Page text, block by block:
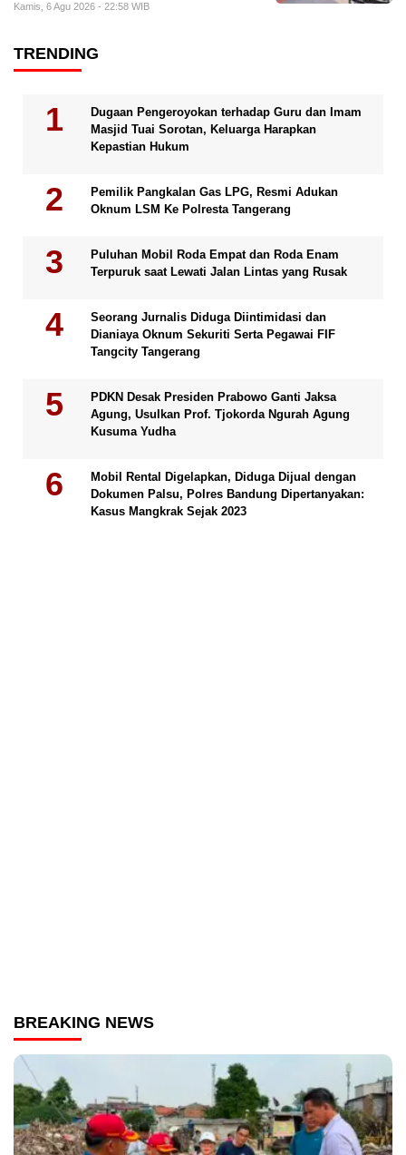
Kamis, 6 Agu 2026 - 22:58 WIB
TRENDING
Dugaan Pengeroyokan terhadap Guru dan Imam
Masjid Tuai Sorotan, Keluarga Harapkan
Kepastian Hukum
Pemilik Pangkalan Gas LPG, Resmi Adukan
Oknum LSM Ke Polresta Tangerang
Puluhan Mobil Roda Empat dan Roda Enam
Terpuruk saat Lewati Jalan Lintas yang Rusak
Seorang Jurnalis Diduga Diintimidasi dan
Dianiaya Oknum Sekuriti Serta Pegawai FIF
Tangcity Tangerang
PDKN Desak Presiden Prabowo Ganti Jaksa
Agung, Usulkan Prof. Tjokorda Ngurah Agung
Kusuma Yudha
Mobil Rental Digelapkan, Diduga Dijual dengan
Dokumen Palsu, Polres Bandung Dipertanyakan:
Kasus Mangkrak Sejak 2023
BREAKING NEWS